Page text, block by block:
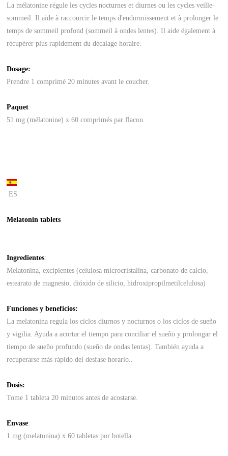
La mélatonine régule les cycles nocturnes et diurnes ou les cycles veille-
sommeil. Il aide à raccourcir le temps d'endormissement et à prolonger le
temps de sommeil profond (sommeil à ondes lentes). Il aide également à
récupérer plus rapidement du décalage horaire.
Dosage:
Prendre 1 comprimé 20 minutes avant le coucher.
Paquet:
51 mg (mélatonine) x 60 comprimés par flacon.
ES
Melatonin tablets
Ingredientes:
Melatonina, excipientes (celulosa microcristalina, carbonato de calcio,
estearato de magnesio, dióxido de silicio, hidroxipropilmetilcelulosa)
Funciones y beneficios:
La melatonina regula los ciclos diurnos y nocturnos o los ciclos de sueño
y vigilia. Ayuda a acortar el tiempo para conciliar el sueño y prolongar el
tiempo de sueño profundo (sueño de ondas lentas). También ayuda a
recuperarse más rápido del desfase horario..
Dosis:
Tome 1 tableta 20 minutos antes de acostarse.
Envase:
1 mg (melatonina) x 60 tabletas por botella.